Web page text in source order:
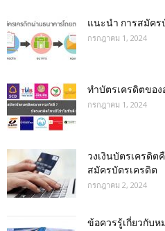
แนะนำ การสมัคร
กรกฎาคม 1, 2024
ทําบัตรเครดิตขอ
กรกฎาคม 1, 2024
วงเงินบัตรเครดิต
สมัครบัตรเครดิต
กรกฎาคม 2, 2024
ข้อควรรู้เกี่ยวกับห